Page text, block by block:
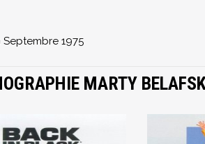
Septembre 1975
MARTY